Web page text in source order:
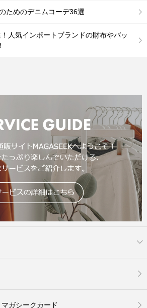
ためのデニムコーデ36選
人気インポートブランドの財布やバッ
マガシークカード